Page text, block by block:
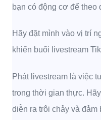
bạn có động cơ để theo
Hãy đặt mình vào vị trí
khiến buổi livestream
Phát livestream là việc
trong thời gian thực.
diễn ra trôi chảy và